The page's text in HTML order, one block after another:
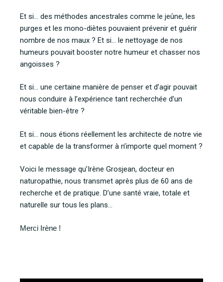
Et si… des méthodes ancestrales comme le jeûne, les
purges et les mono-diètes pouvaient prévenir et guérir
nombre de nos maux ? Et si… le nettoyage de nos
humeurs pouvait booster notre humeur et chasser nos
angoisses ?
Et si… une certaine manière de penser et d’agir pouvait
nous conduire à l’expérience tant recherchée d’un
véritable bien-être ?
Et si… nous étions réellement les architecte de notre vie
et capable de la transformer à n’importe quel moment ?
Voici le message qu’Irène Grosjean, docteur en
naturopathie, nous transmet après plus de 60 ans de
recherche et de pratique. D’une santé vraie, totale et
naturelle sur tous les plans…
Merci Irène !